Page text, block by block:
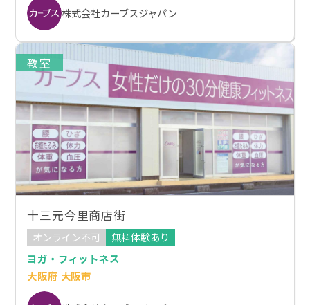
株式会社カーブスジャパン
教室
十三元今里商店街
オンライン不可
無料体験あり
ヨガ・フィットネス
大阪府 大阪市